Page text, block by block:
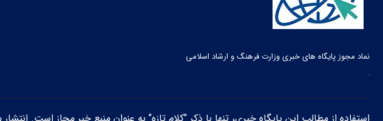
نماد مجوز پایگاه های خبری وزارت فرهنگ و ارشاد اسلامی